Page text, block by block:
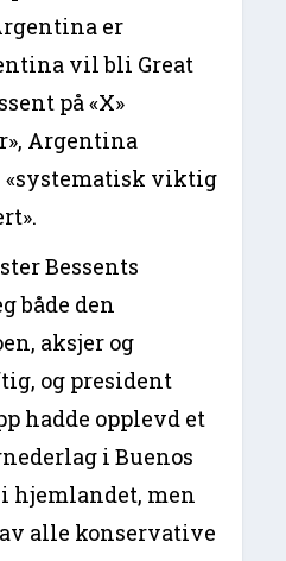
er
vil bli Great
på «X»
Argentina
«systematisk viktig
Bessents
både den
aksjer og
og president
hadde opplevd et
i Buenos
hjemlandet, men
alle konservative